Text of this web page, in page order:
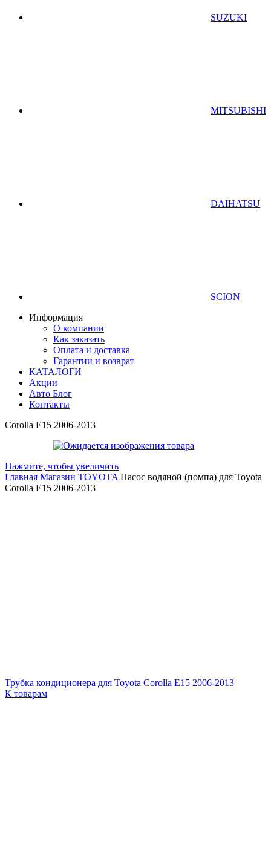
SUZUKI
MITSUBISHI
DAIHATSU
SCION
Информация
О компании
Как заказать
Оплата и доставка
Гарантии и возврат
КАТАЛОГИ
Акции
Авто Блог
Контакты
Corolla E15 2006-2013
Нажмите, чтобы увеличить
Главная Магазин TOYOTA Насос водяной (помпа) для Toyota
Corolla E15 2006-2013
Трубка кондиционера для Toyota Corolla E15 2006-2013
К товарам